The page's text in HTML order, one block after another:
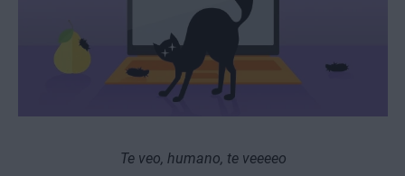
Te veo, humano, te veeeeo